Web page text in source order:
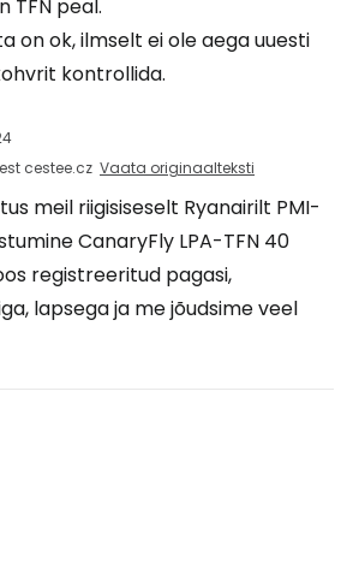
TFN peal.
on ok, ilmselt ei ole aega uuesti
kontrollida.
cestee.cz Vaata originaalteksti
meil riigisiseselt Ryanairilt PMI-
CanaryFly LPA-TFN 40
registreeritud pagasi,
lapsega ja me jõudsime veel